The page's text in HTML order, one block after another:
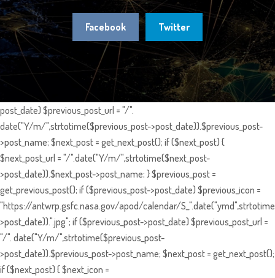
Facebook Twitter
post_date) $previous_post_url = "/".
date("Y/m/",strtotime($previous_post->post_date)).$previous_post-
>post_name; $next_post = get_next_post(); if ($next_post) {
$next_post_url = "/".date("Y/m/",strtotime($next_post-
>post_date)).$next_post->post_name; } $previous_post =
get_previous_post(); if ($previous_post->post_date) $previous_icon =
"https://antwrp.gsfc.nasa.gov/apod/calendar/
>post_date)).".jpg"; if ($previous_post->post_date) $previous_post_url =
"/". date("Y/m/",strtotime($previous_post-
>post_date)).$previous_post->post_name; $next_post = get_next_post();
if ($next_post) { $next_icon =